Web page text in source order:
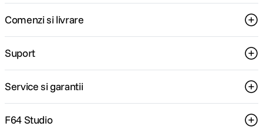
Comenzi si livrare
Suport
Service si garantii
F64 Studio